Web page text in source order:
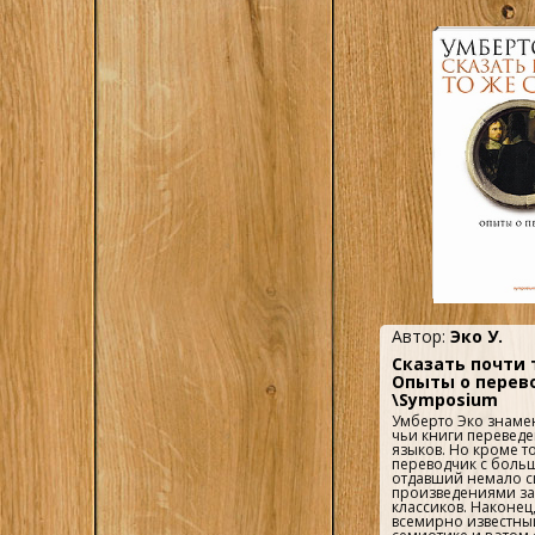
Автор: Эко У.
Сказать почти
Опыты о
\Symposium
Умберто Эко
чьи книги
языков. Но кроме
переводчик с
отдавший немало
произведениями
классиков.
всемирно